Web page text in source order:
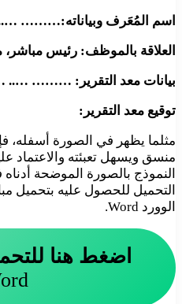
اسم المُعَرف وبياناته:………
العلاقة بالموظف: رئيس
بيانات معد التقرير: ………
توقيع معد التقرير:
مثلما يظهر في الصورة أسفله،
منسق ويسهل تعبئته والاعتماد
النموذج بالصورة الموضحة
التحميل للحصول عليه بتحميل
الوورد Word.
اضغط هنا